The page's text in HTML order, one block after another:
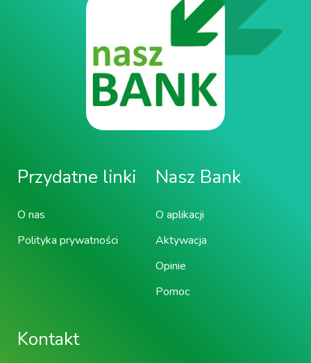
Przydatne linki
O nas
Polityka prywatności
Nasz Bank
O aplikacji
Aktywacja
Opinie
Pomoc
Kontakt